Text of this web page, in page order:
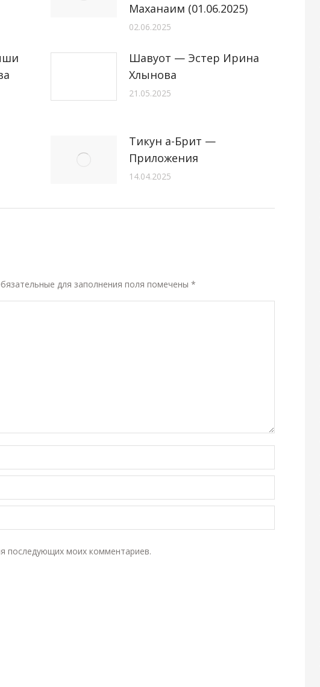
Маханаим (01.06.2025)
02.06.2025
Шавуот — Эстер Ирина
Хлынова
21.05.2025
Тикун а-Брит —
Приложения
14.04.2025
для заполнения поля помечены *
последующих моих комментариев.